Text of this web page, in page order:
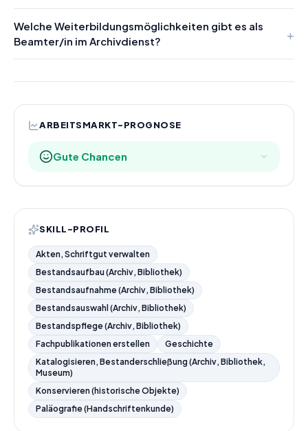
Welche Weiterbildungsmöglichkeiten gibt es als
Beamter/in im Archivdienst?
ARBEITSMARKT-PROGNOSE
Gute Chancen
SKILL-PROFIL
Akten, Schriftgut verwalten
Bestandsaufbau (Archiv, Bibliothek)
Bestandsaufnahme (Archiv, Bibliothek)
Bestandsauswahl (Archiv, Bibliothek)
Bestandspflege (Archiv, Bibliothek)
Fachpublikationen erstellen
Geschichte
Katalogisieren, Bestanderschließung (Archiv, Bibliothek,
Museum)
Konservieren (historische Objekte)
Paläografie (Handschriftenkunde)